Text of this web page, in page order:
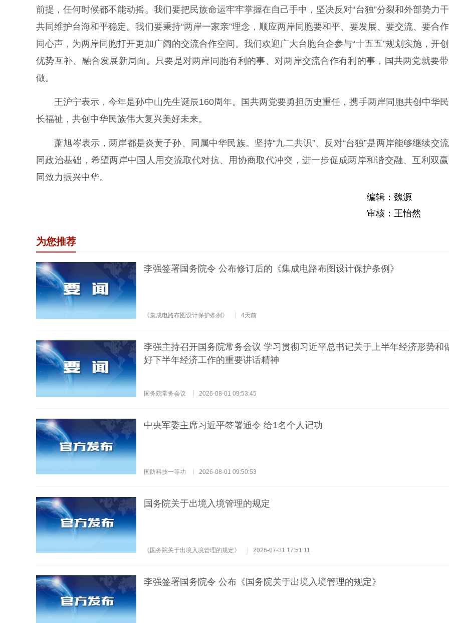
前提，任何时候都不能动摇。我们要把民族命运牢牢掌握在自己手中，坚决反对“台独”分裂和外部势力
共同维护台海和平稳定。我们要秉持“两岸一家亲”理念，顺应两岸同胞要和平、要发展、要交流、要合
同心声，为两岸同胞打开更加广阔的交流合作空间。我们欢迎广大台胞台企参与“十五五”规划实施，开
优势互补、融合发展新局面。只要是对两岸同胞有利的事、对两岸交流合作有利的事，国共两党就要
做。
王沪宁表示，今年是孙中山先生诞辰160周年。国共两党要勇担历史重任，携手两岸同胞共创中华
长福祉，共创中华民族伟大复兴美好未来。
萧旭岑表示，两岸都是炎黄子孙、同属中华民族。坚持“九二共识”、反对“台独”是两岸能够继续交
同政治基础，希望两岸中国人用交流取代对抗、用协商取代冲突，进一步促成两岸和谐交融、互利双
同致力振兴中华。
编辑：魏源
审核：王怡然
为您推荐
李强签署国务院令 公布修订后的《集成电路布图设计保护条例》
《集成电路布图设计保护条例》 4天前
李强主持召开国务院常务会议 学习贯彻习近平总书记关于上半年经济形势和
好下半年经济工作的重要讲话精神
国务院常务会议 2026-08-01 09:53:45
中央军委主席习近平签署通令 给1名个人记功
国防科技一等功 2026-08-01 09:50:53
国务院关于出境入境管理的规定
《国务院关于出境入境管理的规定》 2026-07-31 17:51:11
李强签署国务院令 公布《国务院关于出境入境管理的规定》